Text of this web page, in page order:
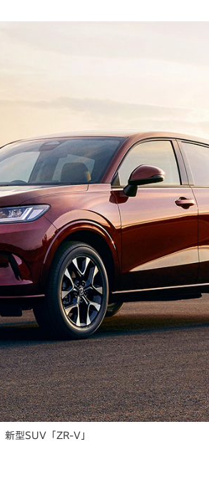
新型SUV「ZR-V」